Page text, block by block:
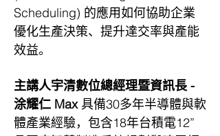
Scheduling) 的應用如何協助企業
優化生產決策、提升達交率與產能
效益。
主講人宇清數位總經理暨資訊長 -
涂耀仁 Max 具備30多年半導體與軟
體產業經驗，包含18年台積電12”